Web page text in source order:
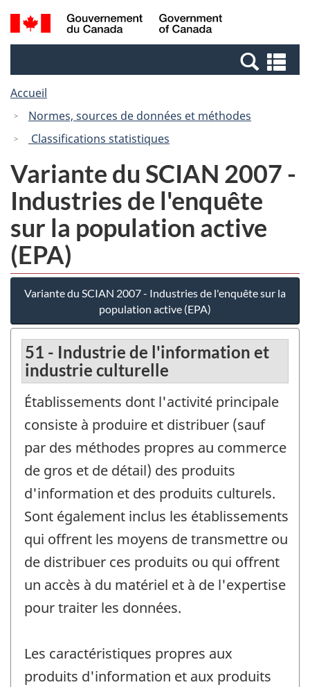
Passer
au
Passer
à
Canada
Recherche
et
et
Accueil
Normes, sources de données et méthodes
Classifications statistiques
Variante du SCIAN 2007 -
Industries de l'enquête
sur la population active
(EPA)
Variante du SCIAN 2007 - Industries de l'enquête sur la
population active (EPA)
51 - Industrie de l'information et
industrie culturelle
Établissements dont l'activité principale
consiste à produire et distribuer (sauf
par des méthodes propres au commerce
de gros et de détail) des produits
d'information et des produits culturels.
Sont également inclus les établissements
qui offrent les moyens de transmettre ou
de distribuer ces produits ou qui offrent
un accès à du matériel et à de l'expertise
pour traiter les données.
Les caractéristiques propres aux
produits d'information et aux produits